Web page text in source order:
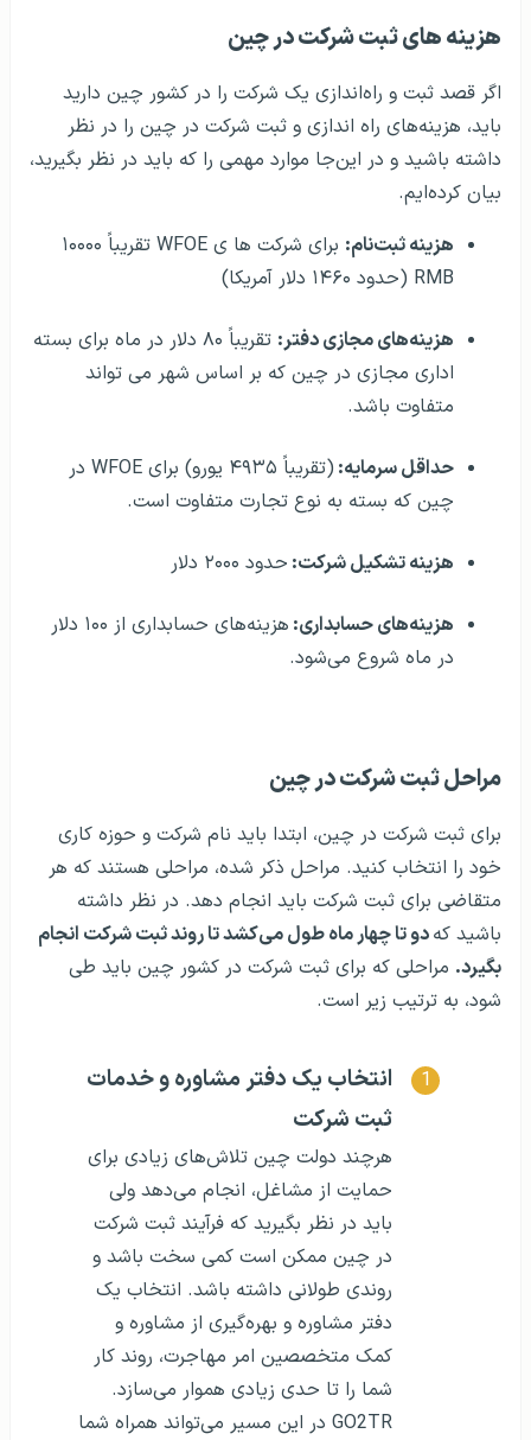
هزینه‌ های ثبت شرکت در چین
اگر قصد ثبت و راه‌اندازی یک شرکت را در کشور چین دارید
باید، هزینه‌های راه اندازی و ثبت شرکت در چین را در نظر
داشته باشید و در این‌جا موارد مهمی را که باید در نظر بگیرید،
بیان کرده‌ایم.
هزینه ثبت‌نام:
برای شرکت ها ی WFOE تقریباً ۱۰۰۰۰
RMB (حدود ۱۴۶۰ دلار آمریکا)
هزینه‌های مجازی دفتر:
تقریباً ۸۰ دلار در ماه برای بسته
اداری مجازی در چین که بر اساس شهر می تواند
متفاوت باشد.
حداقل سرمایه:
(تقریباً ۴۹۳۵ یورو) برای WFOE در
چین که بسته به نوع تجارت متفاوت است.
هزینه تشکیل شرکت: حدود ۲۰۰۰ دلار
هزینه‌های حسابداری:
هزینه‌های حسابداری از ۱۰۰ دلار
در ماه شروع می‌شود.
مراحل ثبت شرکت در چین
برای ثبت شرکت در چین، ابتدا باید نام شرکت و حوزه کاری
خود را انتخاب کنید. مراحل ذکر شده، مراحلی هستند که هر
متقاضی برای ثبت شرکت باید انجام دهد. در نظر داشته
باشید کهدو تا چهار ماه طول می‌کشد تا روند ثبت شرکت انجام
بگیرد. مراحلی که برای ثبت شرکت در کشور چین باید طی
شود، به ترتیب زیر است.
انتخاب یک دفتر مشاوره و خدمات
ثبت شرکت
هرچند دولت چین تلاش‌های زیادی برای
حمایت از مشاغل، انجام می‌دهد ولی
باید در نظر بگیرید که فرآیند ثبت شرکت
در چین ممکن است کمی سخت باشد و
روندی طولانی داشته باشد. انتخاب یک
دفتر مشاوره و بهره‌گیری از مشاوره و
کمک متخصصین امر مهاجرت، روند کار
شما را تا حدی زیادی هموار می‌سازد.
GO2TR در این مسیر می‌تواند همراه شما